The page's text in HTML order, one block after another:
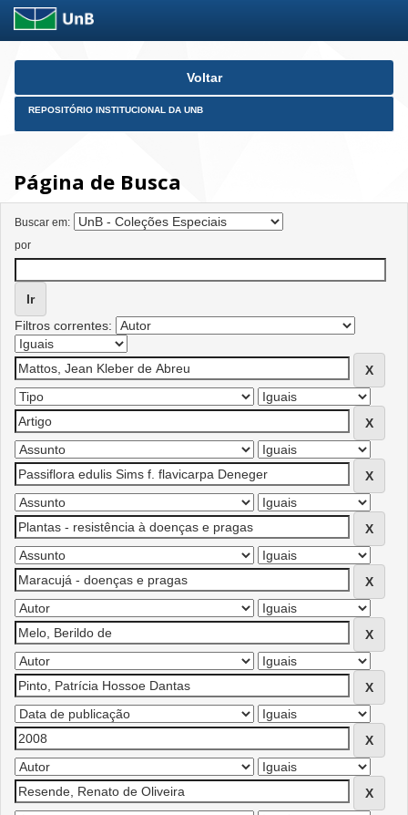
Skip
Voltar
REPOSITÓRIO INSTITUCIONAL DA UNB
Página de Busca
Buscar em:
por
Filtros correntes: